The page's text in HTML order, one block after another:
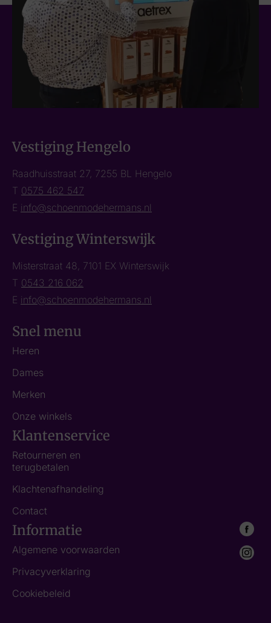
Vestiging Hengelo
Raadhuisstraat 27, 7255 BL Hengelo
T 0575 462 547
E info@schoenmodehermans.nl
Vestiging Winterswijk
Misterstraat 48, 7101 EX Winterswijk
T 0543 216 062
E info@schoenmodehermans.nl
Snel menu
Heren
Dames
Merken
Onze winkels
Klantenservice
Retourneren en
terugbetalen
Klachtenafhandeling
Contact
Informatie
Algemene voorwaarden
Privacyverklaring
Cookiebeleid